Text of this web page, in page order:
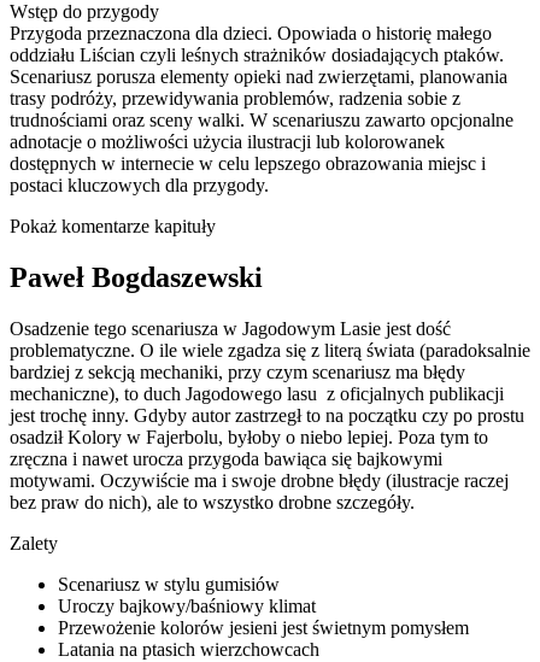
Wstęp do przygody
Przygoda przeznaczona dla dzieci. Opowiada o historię małego
oddziału Liścian czyli leśnych strażników dosiadających ptaków.
Scenariusz porusza elementy opieki nad zwierzętami, planowania
trasy podróży, przewidywania problemów, radzenia sobie z
trudnościami oraz sceny walki. W scenariuszu zawarto opcjonalne
adnotacje o możliwości użycia ilustracji lub kolorowanek
dostępnych w internecie w celu lepszego obrazowania miejsc i
postaci kluczowych dla przygody.
Pokaż komentarze kapituły
Paweł Bogdaszewski
Osadzenie tego scenariusza w Jagodowym Lasie jest dość
problematyczne. O ile wiele zgadza się z literą świata (paradoksalnie
bardziej z sekcją mechaniki, przy czym scenariusz ma błędy
mechaniczne), to duch Jagodowego lasu z oficjalnych publikacji
jest trochę inny. Gdyby autor zastrzegł to na początku czy po prostu
osadził Kolory w Fajerbolu, byłoby o niebo lepiej. Poza tym to
zręczna i nawet urocza przygoda bawiąca się bajkowymi
motywami. Oczywiście ma i swoje drobne błędy (ilustracje raczej
bez praw do nich), ale to wszystko drobne szczegóły.
Zalety
Scenariusz w stylu gumisiów
Uroczy bajkowy/baśniowy klimat
Przewożenie kolorów jesieni jest świetnym pomysłem
Latania na ptasich wierzchowcach